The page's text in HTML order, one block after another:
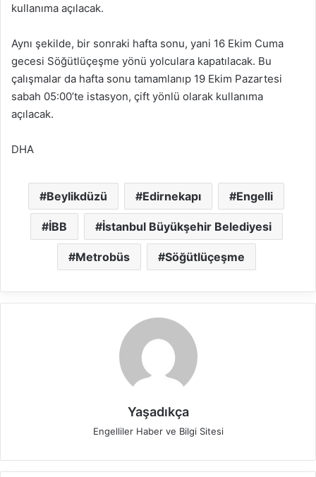
kullanıma açılacak.
Aynı şekilde, bir sonraki hafta sonu, yani 16 Ekim Cuma
gecesi Söğütlüçeşme yönü yolculara kapatılacak. Bu
çalışmalar da hafta sonu tamamlanıp 19 Ekim Pazartesi
sabah 05:00’te istasyon, çift yönlü olarak kullanıma
açılacak.
DHA
Beylikdüzü Edirnekapı Engelli
İBB İstanbul Büyükşehir Belediyesi
Metrobüs Söğütlüçeşme
Yaşadıkça
Engelliler Haber ve Bilgi Sitesi